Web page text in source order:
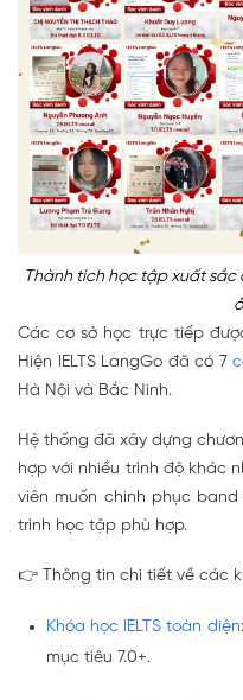
Thành tích học tập xuất sắc
Các cơ sở học trực tiếp
Hiện IELTS LangGo đã có 7
Hà Nội và Bắc Ninh.
Hệ thống đã xây dựng
hợp với nhiều trình độ khác
viên muốn chinh phục band
trình học tập phù hợp.
👉 Thông tin chi tiết về các
Khóa học IELTS toàn diện
mục tiêu 7.0+.